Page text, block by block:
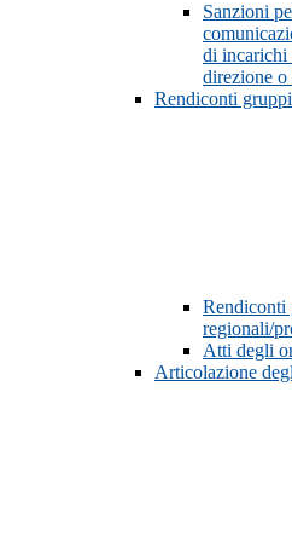
Sanzioni
di incarichi
direzione
Rendiconti
Rendiconti
regionali/
Atti degli
Articolazione